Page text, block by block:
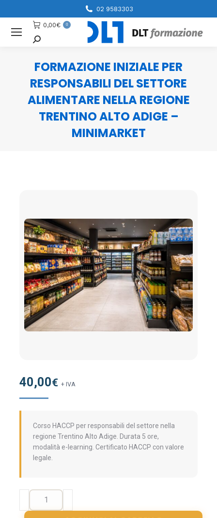
02 9583303
0,00€ 0
Cerca
FORMAZIONE INIZIALE PER
RESPONSABILI DEL SETTORE
ALIMENTARE NELLA REGIONE
TRENTINO ALTO ADIGE –
MINIMARKET
40,00€ + IVA
Corso HACCP per responsabili del settore nella
regione Trentino Alto Adige. Durata 5 ore,
modalità e-learning. Certificato HACCP con valore
legale.
Formazione
per